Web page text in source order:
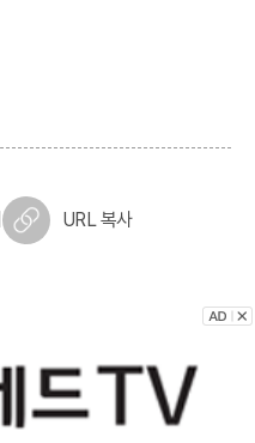
URL 복사